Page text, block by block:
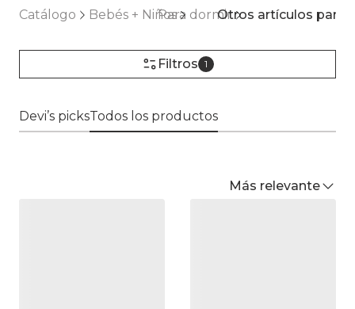
Catálogo Bebés + NiñosPara dormirOtros artículos para
Filtros 1
Devi’s picksTodos los productos
Más relevante